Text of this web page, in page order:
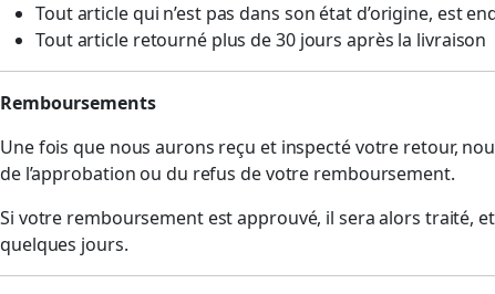
Tout article qui n’est pas dans son état d’origine, est
Tout article retourné plus de 30 jours après la livraison
Remboursements
Une fois que nous aurons reçu et inspecté votre retour,
de l’approbation ou du refus de votre remboursement.
Si votre remboursement est approuvé, il sera alors traité,
quelques jours.